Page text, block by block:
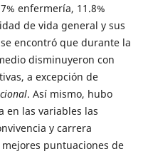
enfermería, 11.8%
de vida general y sus
encontró que durante la
disminuyeron con
a excepción de
. Así mismo, hubo
en las variables las
y carrera
puntuaciones de